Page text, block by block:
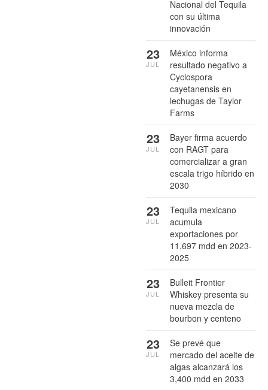
Nacional del Tequila
con su última
innovación
México informa
resultado negativo a
Cyclospora
cayetanensis en
lechugas de Taylor
Farms
23
JUL
Bayer firma acuerdo
con RAGT para
comercializar a gran
escala trigo híbrido en
2030
23
JUL
Tequila mexicano
acumula
exportaciones por
11,697 mdd en 2023-
2025
23
JUL
Bulleit Frontier
Whiskey presenta su
nueva mezcla de
bourbon y centeno
23
JUL
Se prevé que
mercado del aceite de
algas alcanzará los
3,400 mdd en 2033
23
JUL